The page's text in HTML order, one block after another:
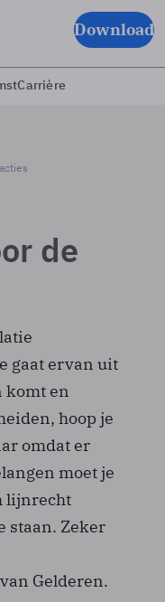
Download
Carrière
de
gaat ervan uit
komt en
hoop je
omdat er
moet je
lijnrecht
staan. Zeker
Gelderen.